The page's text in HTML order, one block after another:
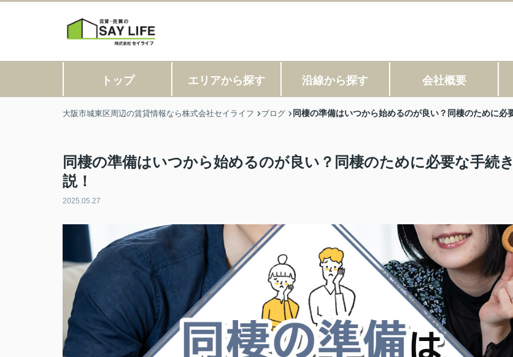
トップ エリアから探す 沿線から探す 会社概要
大阪市城東区周辺の賃貸情報なら株式会社セイライフ ブログ 同棲の準備はいつから始めるのが良い？同棲のために必
同棲の準備はいつから始めるのが良い？同棲のために必要な手続
説！
2025.05.27